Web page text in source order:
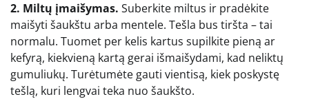
2. Miltų įmaišymas. Suberkite miltus ir pradėkite
maišyti šaukštu arba mentele. Tešla bus tiršta – tai
normalu. Tuomet per kelis kartus supilkite pieną ar
kefyrą, kiekvieną kartą gerai išmaišydami, kad neliktų
gumuliukų. Turėtumėte gauti vientisą, kiek poskystę
tešlą, kuri lengvai teka nuo šaukšto.